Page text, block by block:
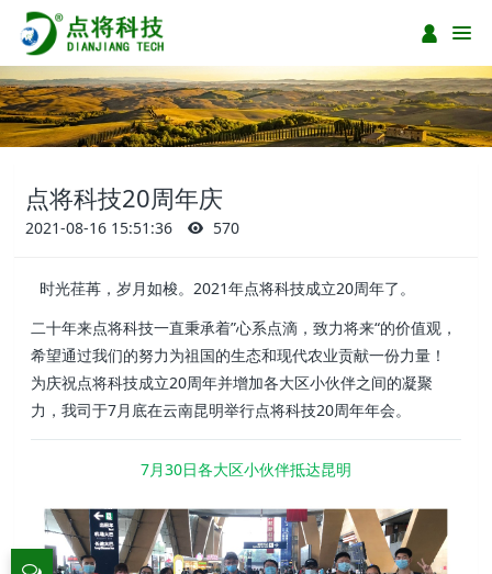
点将科技20周年庆
2021-08-16 15:51:36 570
时光荏苒，岁月如梭。2021年点将科技成立20周年了。
二十年来点将科技一直秉承着”心系点滴，致力将来“的价值观，
希望通过我们的努力为祖国的生态和现代农业贡献一份力量！
为庆祝点将科技成立20周年并增加各大区小伙伴之间的凝聚
力，我司于7月底在云南昆明举行点将科技20周年年会。
7月30日各大区小伙伴抵达昆明